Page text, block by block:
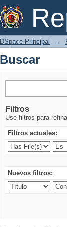
Buscar
DSpace Principal →
Buscar
Filtros
Use filtros para
Filtros actuales:
Nuevos filtros: